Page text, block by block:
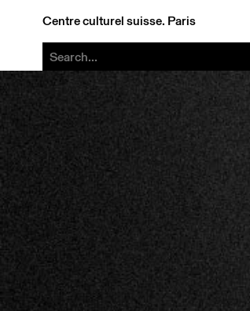
Centre culturel suisse. Paris